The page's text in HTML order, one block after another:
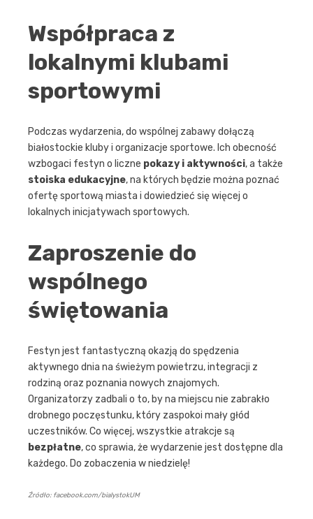
Współpraca z
lokalnymi klubami
sportowymi
Podczas wydarzenia, do wspólnej zabawy dołączą
białostockie kluby i organizacje sportowe. Ich obecność
wzbogaci festyn o liczne pokazy i aktywności, a także
stoiska edukacyjne, na których będzie można poznać
ofertę sportową miasta i dowiedzieć się więcej o
lokalnych inicjatywach sportowych.
Zaproszenie do
wspólnego
świętowania
Festyn jest fantastyczną okazją do spędzenia
aktywnego dnia na świeżym powietrzu, integracji z
rodziną oraz poznania nowych znajomych.
Organizatorzy zadbali o to, by na miejscu nie zabrakło
drobnego poczęstunku, który zaspokoi mały głód
uczestników. Co więcej, wszystkie atrakcje są
bezpłatne, co sprawia, że wydarzenie jest dostępne dla
każdego. Do zobaczenia w niedzielę!
Źródło: facebook.com/bialystokUM